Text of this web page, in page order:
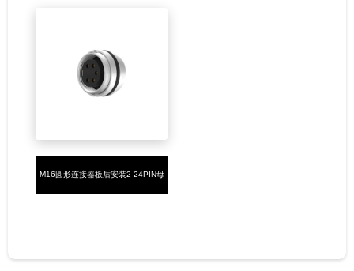
M16圆形连接器板后安装2-24PIN母